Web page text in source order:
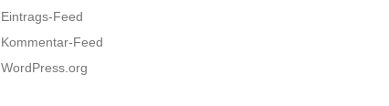
Eintrags-Feed
Kommentar-Feed
WordPress.org